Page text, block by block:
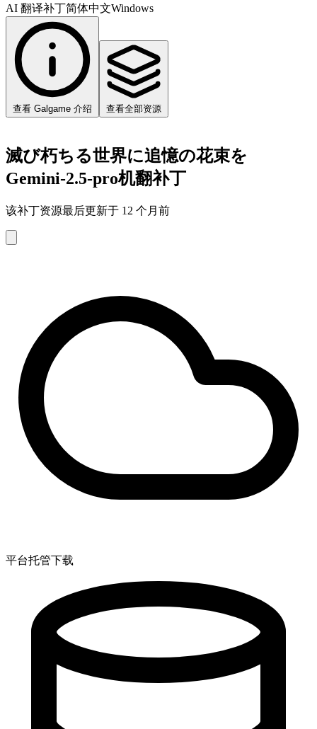
AI 翻译补丁简体中文Windows
查看 Galgame 介绍 查看全部资源
滅び朽ちる世界に追憶の花束を
Gemini-2.5-pro机翻补丁
该补丁资源最后更新于 12 个月前
平台托管下载